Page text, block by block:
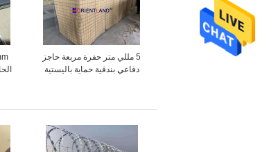
5 مللي متر حفرة مربعة حاجز
دفاعي بندقية حماية باليستية